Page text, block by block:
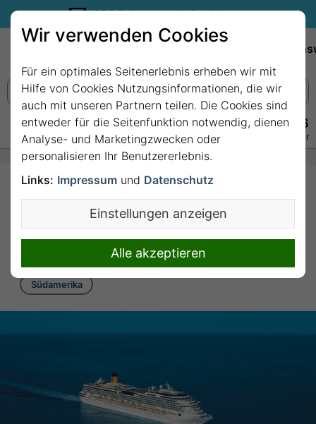
35€ Reisegutschein sichern.
+49 228 3875 7256
Persönlich · Kostenlos · Täglich 08–22 Uhr
8 Nächte - Argentinien,
Uruguay, Brasilien mit
Costa Serena
8 Nächte von/bis Buenos Aires
Südamerika
Wir verwenden Cookies
Für ein optimales Seitenerlebnis erheben wir mit
Hilfe von Cookies Nutzungsinformationen, die wir
auch mit unseren Partnern teilen. Die Cookies sind
entweder für die Seitenfunktion notwendig, dienen
Analyse- und Marketingzwecken oder
personalisieren Ihr Benutzererlebnis.
Links: Impressum und Datenschutz
Einstellungen anzeigen
Alle akzeptieren